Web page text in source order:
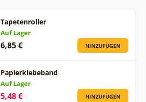
Tapetenroller
Auf Lager
6,85 € HINZUFÜGEN
Papierklebeband
Auf Lager
5,48 € HINZUFÜGEN